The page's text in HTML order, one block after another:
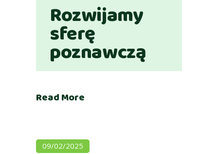
Rozwijamy
sferę
poznawczą
Read More
09/02/2025